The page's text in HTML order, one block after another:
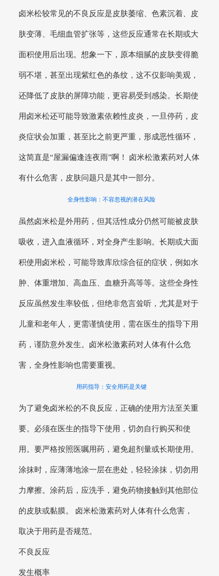
卤米松较常见的不良反应是皮肤萎缩、色素沉着、皮
肤变薄、毛细血管扩张等，这些反应通常在长期或大
面积使用后出现。想象一下，原本细腻的皮肤变得脆
弱不堪，甚至出现紫红色的条纹，这不仅影响美观，
还降低了皮肤的屏障功能，更容易受到感染。长期使
用卤米松还可能导致激素依赖性皮炎，一旦停药，皮
炎症状会加重，甚至比之前更严重，形成恶性循环，
这简直是“屋漏偏逢连夜雨”啊！ 卤米松激素药对人体
有什么危害，皮肤问题只是其中一部分。
全身性影响：不容忽视的潜在风险
虽然卤米松是外用药，但其活性成分仍然可能被皮肤
吸收，进入血液循环，对全身产生影响。长期或大面
积使用卤米松，可能导致库欣综合征的症状，例如水
肿、体重增加、高血压、血糖升高等等。这些全身性
反应虽然发生率较低，但绝非危言耸听，尤其是对于
儿童和老年人，更需谨慎使用，需在医生的指导下用
药，谨防意外发生。卤米松激素药对人体有什么危
害，全身性影响也需要重视。
用药指导：安全用药是关键
为了避免卤米松的不良反应，正确的使用方法至关重
要。必须在医生的指导下使用，切勿自行购买和使
用。要严格按照医嘱用药，避免超剂量或长期使用。
涂抹时，应薄薄地涂一层在患处，轻轻涂抹，切勿用
力摩擦。涂药后，应洗手，避免药物接触到其他部位
的皮肤或黏膜。 卤米松激素药对人体有什么危害，
取决于用药是否规范。
不良反应
发生概率